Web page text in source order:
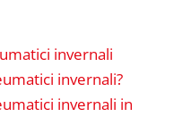
invernali
invernali?
invernali in